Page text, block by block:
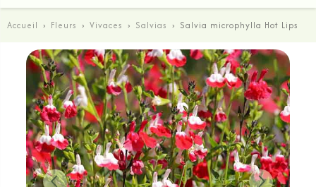
Accueil › Fleurs › Vivaces › Salvias › Salvia microphylla Hot Lips